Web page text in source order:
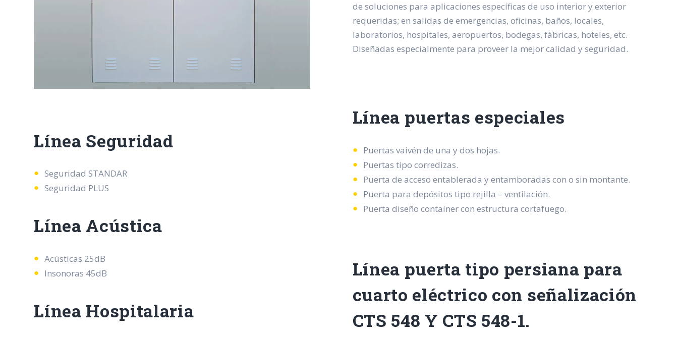
de soluciones para aplicaciones específicas de uso interior y exterior
requeridas; en salidas de emergencias, oficinas, baños, locales,
laboratorios, hospitales, aeropuertos, bodegas, fábricas, hoteles, etc.
Diseñadas especialmente para proveer la mejor calidad y seguridad.
Línea Seguridad
Seguridad STANDAR
Seguridad PLUS
Línea Acústica
Acústicas 25dB
Insonoras 45dB
Línea Hospitalaria
Línea puertas especiales
Puertas vaivén de una y dos hojas.
Puertas tipo corredizas.
Puerta de acceso entablerada y entamboradas con o sin montante.
Puerta para depósitos tipo rejilla – ventilación.
Puerta diseño container con estructura cortafuego.
Línea puerta tipo persiana para
cuarto eléctrico con señalización
CTS 548 Y CTS 548-1.